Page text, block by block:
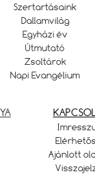
Szertartásaink
Dallamvilág
Egyházi év
Útmutató
Zsoltárok
Napi Evangélium
Ajánlott